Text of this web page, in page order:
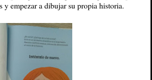
y empezar a dibujar su propia historia.